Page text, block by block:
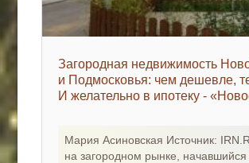
Загородная недвижимость
и Подмосковья: чем дешевле,
И желательно в ипотеку -
Мария Асиновская Источник:
на загородном рынке,